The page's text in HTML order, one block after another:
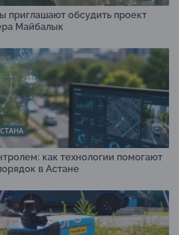
приглашают обсудить проект
Майбалык
как технологии помогают
в Астане